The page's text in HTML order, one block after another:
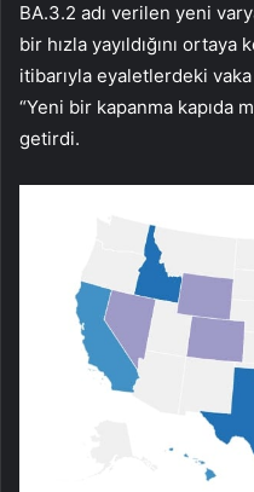
BA.3.2 adı verilen yeni
bir hızla yayıldığını ortaya
itibarıyla eyaletlerdeki
“Yeni bir kapanma kapıda
getirdi.